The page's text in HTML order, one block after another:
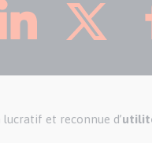
et reconnue d’